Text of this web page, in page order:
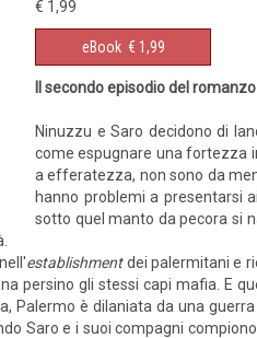
€ 1,99
eBook € 1,99
Il secondo episodio del
Ninuzzu e Saro decidono di
come espugnare una fortezza
a efferatezza, non sono da
hanno problemi a presentarsi
sotto quel manto da pecora si
establishmentdei palermitani e
persino gli stessi capi mafia. E
Palermo è dilaniata da una
Saro e i suoi compagni